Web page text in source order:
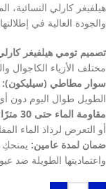
هيلفيغر كارلي النسائية،
والجودة العالية في
تصميم تومي هيلفيغر
مختلف الأزياء الكاجوال
سوار مطاطي (سيليكون):
الطويل طوال اليوم دون
مقاومة الماء حتى 30 مترًا:
أو التعرض لرذاذ الماء
ضمان لمدة عامين: يمنحكِ
واعتماديتها الطويلة ضد